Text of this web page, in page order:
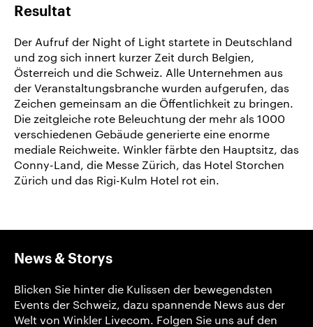
Resultat
Der Aufruf der Night of Light startete in Deutschland
und zog sich innert kurzer Zeit durch Belgien,
Österreich und die Schweiz. Alle Unternehmen aus
der Veranstaltungsbranche wurden aufgerufen, das
Zeichen gemeinsam an die Öffentlichkeit zu bringen.
Die zeitgleiche rote Beleuchtung der mehr als 1000
verschiedenen Gebäude generierte eine enorme
mediale Reichweite. Winkler färbte den Hauptsitz, das
Conny-Land, die Messe Zürich, das Hotel Storchen
Zürich und das Rigi-Kulm Hotel rot ein.
News & Storys
Blicken Sie hinter die Kulissen der bewegendsten
Events der Schweiz, dazu spannende News aus der
Welt von Winkler Livecom. Folgen Sie uns auf den